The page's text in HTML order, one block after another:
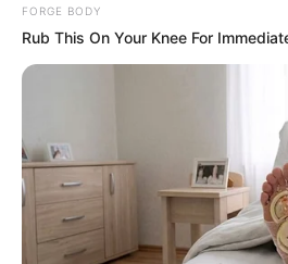
Alejandro